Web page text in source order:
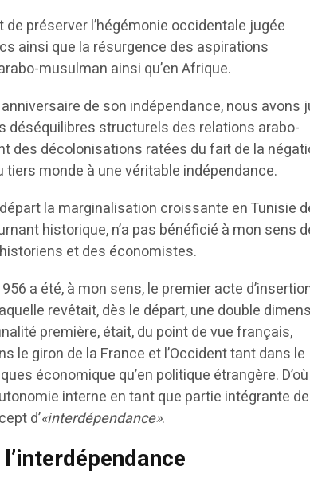
préserver l’hégémonie occidentale jugée
ainsi que la résurgence des aspirations
musulman ainsi qu’en Afrique.
anniversaire de son indépendance, nous avons
déséquilibres structurels des relations arabo-
des décolonisations ratées du fait de la
tiers monde à une véritable indépendance.
la marginalisation croissante en Tunisie
historique, n’a pas bénéficié à mon sens
et des économistes.
a été, à mon sens, le premier acte
revêtait, dès le départ, une double
première, était, du point de vue français,
le giron de la France et l’Occident tant dans le
économique qu’en politique étrangère. D’où
interne en tant que partie intégrante
d’«interdépendance».